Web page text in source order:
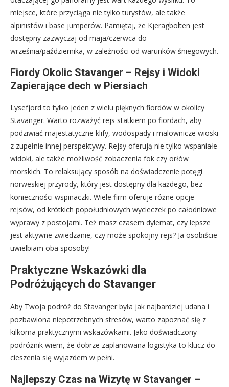
miejsce, które przyciąga nie tylko turystów, ale także
alpinistów i base jumperów. Pamiętaj, że Kjeragbolten jest
dostępny zazwyczaj od maja/czerwca do
września/października, w zależności od warunków śniegowych.
Fiordy Okolic Stavanger – Rejsy i Widoki
Zapierające dech w Piersiach
Lysefjord to tylko jeden z wielu pięknych fiordów w okolicy
Stavanger. Warto rozważyć rejs statkiem po fiordach, aby
podziwiać majestatyczne klify, wodospady i malownicze wioski
z zupełnie innej perspektywy. Rejsy oferują nie tylko wspaniałe
widoki, ale także możliwość zobaczenia fok czy orłów
morskich. To relaksujący sposób na doświadczenie potęgi
norweskiej przyrody, który jest dostępny dla każdego, bez
konieczności wspinaczki. Wiele firm oferuje różne opcje
rejsów, od krótkich popołudniowych wycieczek po całodniowe
wyprawy z postojami. Też masz czasem dylemat, czy lepsze
jest aktywne zwiedzanie, czy może spokojny rejs? Ja osobiście
uwielbiam oba sposoby!
Praktyczne Wskazówki dla
Podróżujących do Stavanger
Aby Twoja podróż do Stavanger była jak najbardziej udana i
pozbawiona niepotrzebnych stresów, warto zapoznać się z
kilkoma praktycznymi wskazówkami. Jako doświadczony
podróżnik wiem, że dobrze zaplanowana logistyka to klucz do
cieszenia się wyjazdem w pełni.
Najlepszy Czas na Wizytę w Stavanger –